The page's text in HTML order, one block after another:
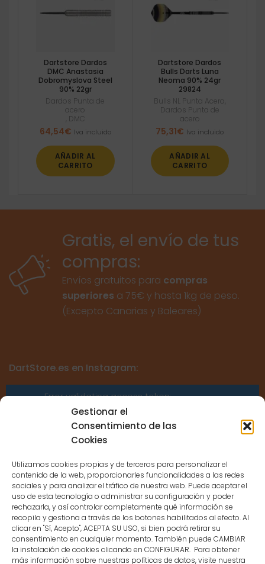
Gestionar el
Consentimiento de las
Cookies
Utilizamos cookies propias y de terceros para personalizar el
contenido de la web, proporcionarles funcionalidades a las redes
sociales y para analizar el tráfico de nuestra web. Puede aceptar el
uso de esta tecnología o administrar su configuración y poder
rechazarla, y así controlar completamente qué información se
recopila y gestiona a través de los botones habilitados al efecto. Al
clicar en "Sí, Acepto", ACEPTA SU USO, si bien podrá retirar su
consentimiento en cualquier momento. También puede CAMBIAR
la instalación de cookies clicando en CONFIGURAR. Para obtener
más información sobre nuestras políticas de datos, visite nuestra
Dartstore Dardos
DMC Anastasia
Dobromyslova Steel
90% 22gr
Dardos Punta de
acero
DMC
64,54€ Iva incluido
AÑADIR AL
CARRITO
Dartstore Dardos
Bulls Darts Luna
Neoma 90% 24gr
29824
Bulls NL Punta Acero
Dardos Punta de
acero
75,31€ Iva incluido
AÑADIR AL
CARRITO
Gratis, el envío de tus
compras:
Envíos gratuitos para compras
superiores a 75€ y hasta 1kg de peso.
(Excepto Canarias y Baleares)
DartStore.es en Instagram:
Error validating access token:
Sessions for the user are not allowed
because the user is not a confirmed
CONTACTO
MENÚ PRINCIPAL